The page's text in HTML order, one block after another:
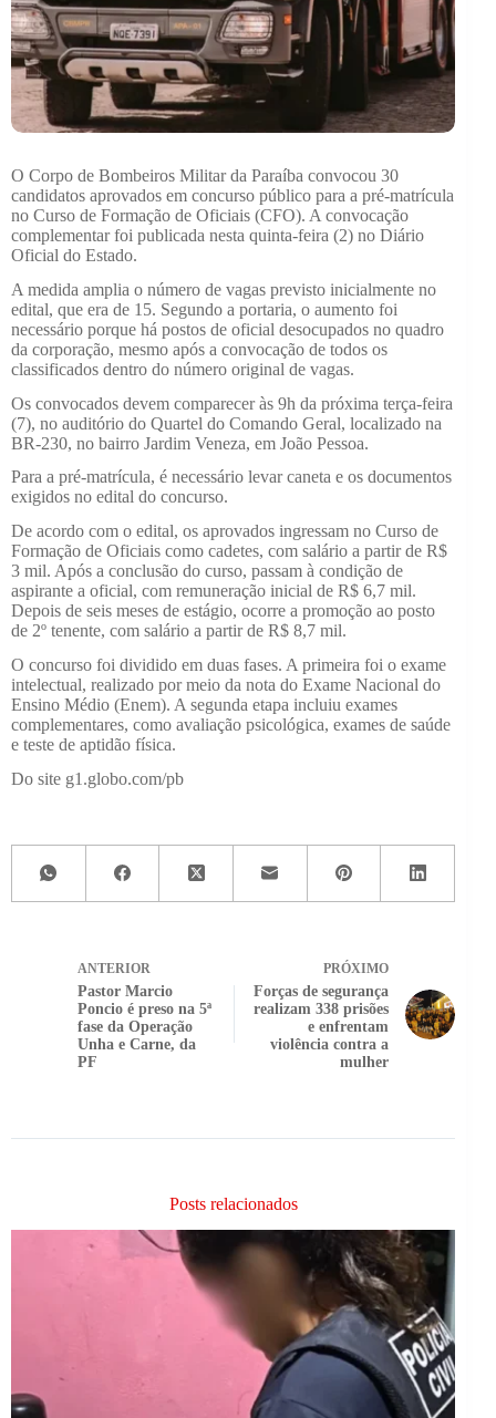
O Corpo de Bombeiros Militar da Paraíba convocou 30
candidatos aprovados em concurso público para a pré-matrícula
no Curso de Formação de Oficiais (CFO). A convocação
complementar foi publicada nesta quinta-feira (2) no Diário
Oficial do Estado.
A medida amplia o número de vagas previsto inicialmente no
edital, que era de 15. Segundo a portaria, o aumento foi
necessário porque há postos de oficial desocupados no quadro
da corporação, mesmo após a convocação de todos os
classificados dentro do número original de vagas.
Os convocados devem comparecer às 9h da próxima terça-feira
(7), no auditório do Quartel do Comando Geral, localizado na
BR-230, no bairro Jardim Veneza, em João Pessoa.
Para a pré-matrícula, é necessário levar caneta e os documentos
exigidos no edital do concurso.
De acordo com o edital, os aprovados ingressam no Curso de
Formação de Oficiais como cadetes, com salário a partir de R$
3 mil. Após a conclusão do curso, passam à condição de
aspirante a oficial, com remuneração inicial de R$ 6,7 mil.
Depois de seis meses de estágio, ocorre a promoção ao posto
de 2º tenente, com salário a partir de R$ 8,7 mil.
O concurso foi dividido em duas fases. A primeira foi o exame
intelectual, realizado por meio da nota do Exame Nacional do
Ensino Médio (Enem). A segunda etapa incluiu exames
complementares, como avaliação psicológica, exames de saúde
e teste de aptidão física.
Do site g1.globo.com/pb
ANTERIOR
Pastor Marcio
Poncio é preso na 5ª
fase da Operação
Unha e Carne, da
PF
PRÓXIMO
Forças de segurança
realizam 338 prisões
e enfrentam
violência contra a
mulher
Posts relacionados